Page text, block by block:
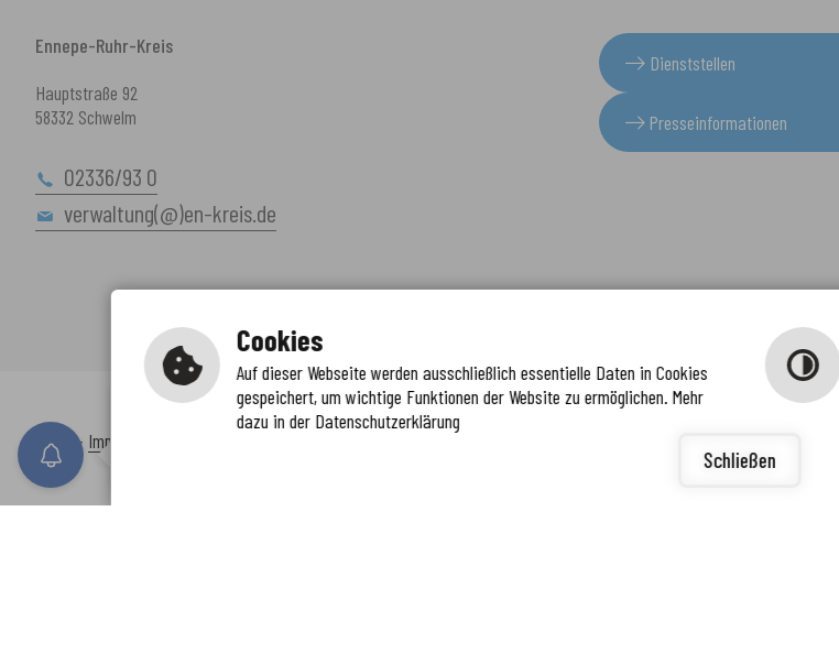
Ennepe-Ruhr-Kreis
Hauptstraße 92
58332 Schwelm
02336/93 0
verwaltung(@)en-kreis.de
Dienststellen
Presseinformationen
Inhalt - Impressum -
Immer auf dem neuesten Stand
www.enkreis.de möchte Ihnen Benachrichtigunge
Cookies
Auf dieser Webseite werden ausschließlich essentielle Daten in Cookies
gespeichert, um wichtige Funktionen der Website zu ermöglichen. Mehr
dazu in der Datenschutzerklärung
Schließen